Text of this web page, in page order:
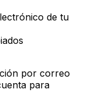
de tu
por correo
para